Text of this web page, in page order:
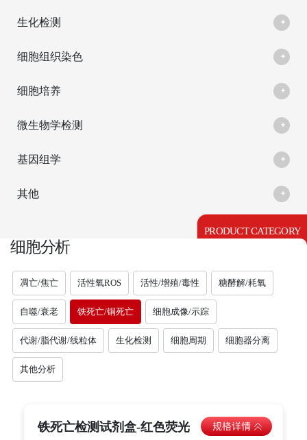
生化检测
细胞组织染色
细胞培养
微生物学检测
基因组学
其他
PRODUCT CATEGORY
细胞分析
凋亡/焦亡 活性氧ROS 活性/增殖/毒性 糖酵解/耗氧
自噬/衰老 铁死亡/铜死亡 细胞成像/示踪
代谢/脂代谢/线粒体 生化检测 细胞周期 细胞器分离
其他分析
铁死亡检测试剂盒-红色荧光